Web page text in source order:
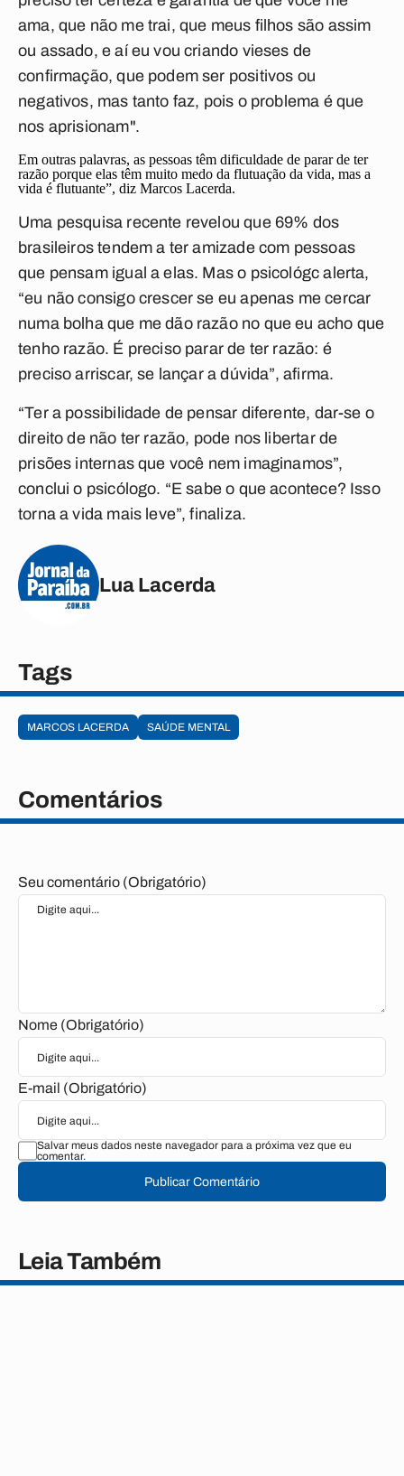
ama, que não me trai, que meus filhos são assim
ou assado, e aí eu vou criando vieses de
confirmação, que podem ser positivos ou
negativos, mas tanto faz, pois o problema é que
nos aprisionam".
Em outras palavras, as pessoas têm dificuldade de parar de ter
razão porque elas têm muito medo da flutuação da vida, mas a
vida é flutuante”, diz Marcos Lacerda.
Uma pesquisa recente revelou que 69% dos
brasileiros tendem a ter amizade com pessoas
que pensam igual a elas. Mas o psicológc alerta,
“eu não consigo crescer se eu apenas me cercar
numa bolha que me dão razão no que eu acho que
tenho razão. É preciso parar de ter razão: é
preciso arriscar, se lançar a dúvida”, afirma.
“Ter a possibilidade de pensar diferente, dar-se o
direito de não ter razão, pode nos libertar de
prisões internas que você nem imaginamos”,
conclui o psicólogo. “E sabe o que acontece? Isso
torna a vida mais leve”, finaliza.
Lua Lacerda
Tags
MARCOS LACERDA SAÚDE MENTAL
Comentários
Seu comentário (Obrigatório)
Nome (Obrigatório)
E-mail (Obrigatório)
Salvar meus dados neste navegador para a próxima vez que eu
comentar.
Publicar Comentário
Leia Também